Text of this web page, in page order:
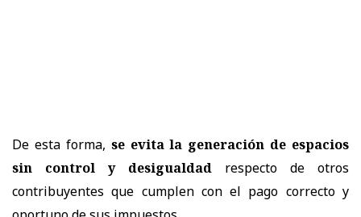
De esta forma, se evita la generación de espacios
sin control y desigualdad respecto de otros
contribuyentes que cumplen con el pago correcto y